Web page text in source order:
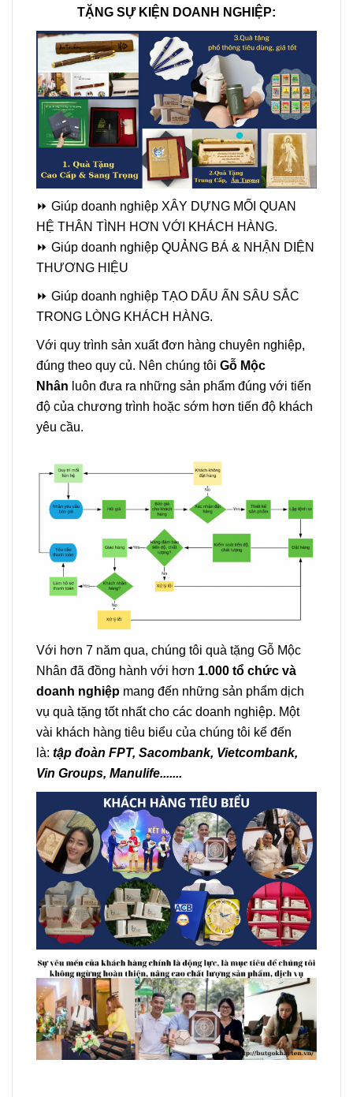
TẶNG SỰ KIỆN DOANH NGHIỆP:
⏩ Giúp doanh nghiệp XÂY DỰNG MỐI QUAN
HỆ THÂN TÌNH HƠN VỚI KHÁCH HÀNG.
⏩ Giúp doanh nghiệp QUẢNG BÁ & NHẬN DIỆN
THƯƠNG HIỆU
⏩ Giúp doanh nghiệp TẠO DẤU ẤN SÂU SẮC
TRONG LÒNG KHÁCH HÀNG.
Với quy trình sản xuất đơn hàng chuyên nghiệp,
đúng theo quy củ. Nên chúng tôi Gỗ Mộc
Nhân luôn đưa ra những sản phẩm đúng với tiến
độ của chương trình hoặc sớm hơn tiến độ khách
yêu cầu.
Với hơn 7 năm qua, chúng tôi quà tặng Gỗ Mộc
Nhân đã đồng hành với hơn 1.000 tổ chức và
doanh nghiệp mang đến những sản phẩm dịch
vụ quà tặng tốt nhất cho các doanh nghiệp. Một
vài khách hàng tiêu biểu của chúng tôi kể đến
là: tập đoàn FPT, Sacombank, Vietcombank,
Vin Groups, Manulife.......